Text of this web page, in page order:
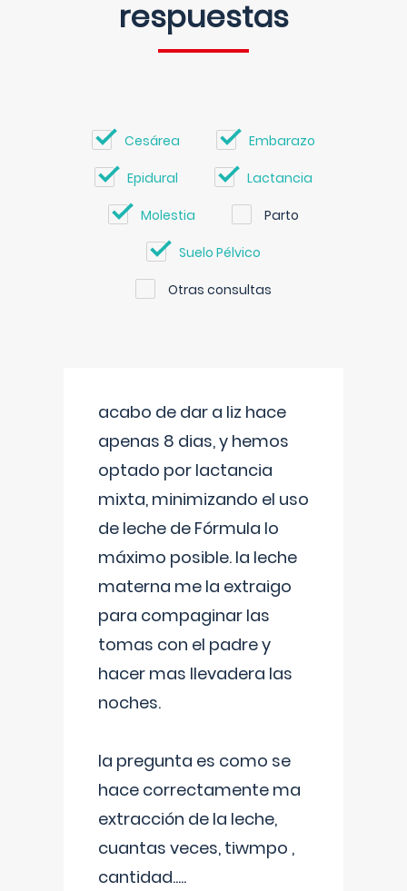
respuestas
Cesárea Embarazo
Epidural Lactancia
Molestia Parto
Suelo Pélvico
Otras consultas
acabo de dar a liz hace
apenas 8 dias, y hemos
optado por lactancia
mixta, minimizando el uso
de leche de Fórmula lo
máximo posible. la leche
materna me la extraigo
para compaginar las
tomas con el padre y
hacer mas llevadera las
noches.
la pregunta es como se
hace correctamente ma
extracción de la leche,
cuantas veces, tiwmpo ,
cantidad.....